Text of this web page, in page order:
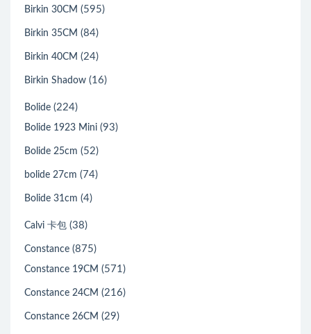
Birkin 30CM (595)
Birkin 35CM (84)
Birkin 40CM (24)
Birkin Shadow (16)
Bolide (224)
Bolide 1923 Mini (93)
Bolide 25cm (52)
bolide 27cm (74)
Bolide 31cm (4)
Calvi 卡包 (38)
Constance (875)
Constance 19CM (571)
Constance 24CM (216)
Constance 26CM (29)